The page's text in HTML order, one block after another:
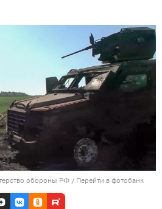
обороны РФ / Перейти в фотобанк